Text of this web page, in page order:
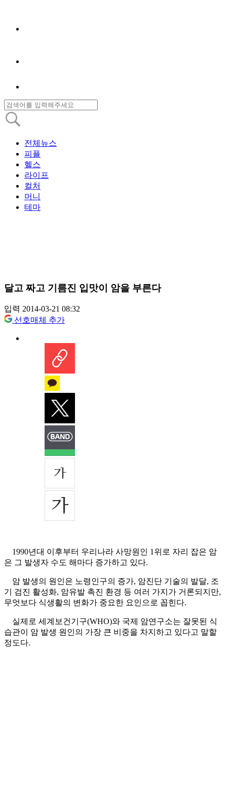
전체뉴스
피플
헬스
라이프
컬처
머니
테마
달고 짜고 기름진 입맛이 암을 부른다
입력 2014-03-21 08:32
선호매체 추가
1990년대 이후부터 우리나라 사망원인 1위로 자리 잡은 암
은 그 발생자 수도 해마다 증가하고 있다.
암 발생의 원인은 노령인구의 증가, 암진단 기술의 발달, 조
기 검진 활성화, 암유발 촉진 환경 등 여러 가지가 거론되지만,
무엇보다 식생활의 변화가 중요한 요인으로 꼽힌다.
실제로 세계보건기구(WHO)와 국제 암연구소는 잘못된 식
습관이 암 발생 원인의 가장 큰 비중을 차지하고 있다고 말할
정도다.